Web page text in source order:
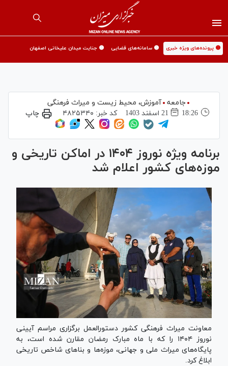
🟡 پرونده‌های ویژه خبری 🟡 سامانه‌های قضایی 🟡 جنایت میدان علیخانی اصفهان
جامعه
آموزش،‌ محیط زیست و میراث فرهنگی
18:26
21 اسفند 1403 کد خبر: ۴۸۲۵۳۴۰ چاپ
برنامه ویژه نوروز ۱۴۰۴ در اماکن تاریخی و
موزه‌های کشور اعلام شد
معاونت میراث فرهنگی کشور دستورالعمل برگزاری مراسم آیینی
نوروز ۱۴۰۴ را که با ماه مبارک رمضان مقارن شده است، به
پایگاه‌های میراث ملی و جهانی، موزه‌ها و بنا‌های شاخص تاریخی
ابلاغ کرد.